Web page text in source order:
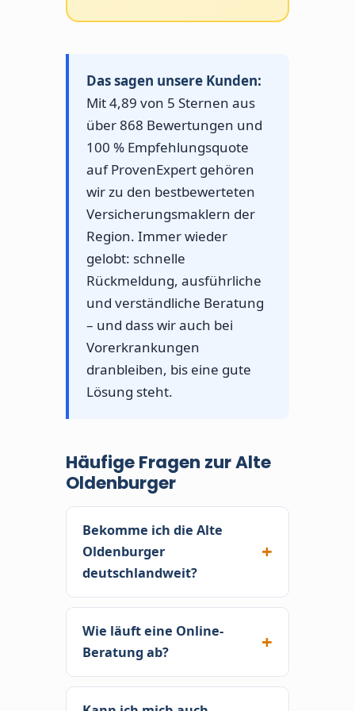
Das sagen unsere Kunden:
Mit 4,89 von 5 Sternen aus
über 868 Bewertungen und
100 % Empfehlungsquote
auf ProvenExpert gehören
wir zu den bestbewerteten
Versicherungsmaklern der
Region. Immer wieder
gelobt: schnelle
Rückmeldung, ausführliche
und verständliche Beratung
– und dass wir auch bei
Vorerkrankungen
dranbleiben, bis eine gute
Lösung steht.
Häufige Fragen zur Alte
Oldenburger
Bekomme ich die Alte
Oldenburger
deutschlandweit?
Ja. Die Alte Oldenburger hat
zwar keine eigenen
Niederlassungen oder
Vertreter, ihre Tarife sind aber
Wie läuft eine Online-
Beratung ab?
Per Videogespräch mit